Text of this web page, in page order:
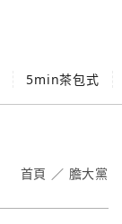
5min茶包式
首頁 ／ 膽大黨